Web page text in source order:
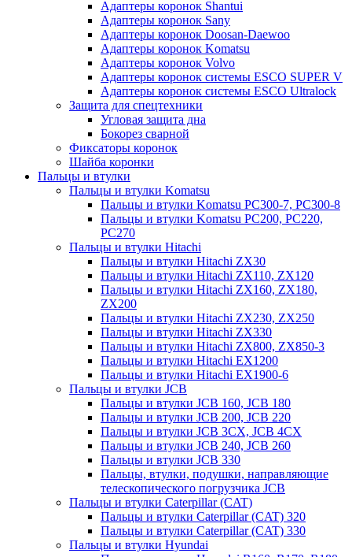
Адаптеры коронок Shantui
Адаптеры коронок Sany
Адаптеры коронок Doosan-Daewoo
Адаптеры коронок Komatsu
Адаптеры коронок Volvo
Адаптеры коронок системы ESCO SUPER V
Адаптеры коронок системы ESCO Ultralock
Защита для спецтехники
Угловая защита дна
Бокорез сварной
Фиксаторы коронок
Шайба коронки
Пальцы и втулки
Пальцы и втулки Komatsu
Пальцы и втулки Komatsu PC300-7, PC300-8
Пальцы и втулки Komatsu PC200, PC220,
PC270
Пальцы и втулки Hitachi
Пальцы и втулки Hitachi ZX30
Пальцы и втулки Hitachi ZX110, ZX120
Пальцы и втулки Hitachi ZX160, ZX180,
ZX200
Пальцы и втулки Hitachi ZX230, ZX250
Пальцы и втулки Hitachi ZX330
Пальцы и втулки Hitachi ZX800, ZX850-3
Пальцы и втулки Hitachi EX1200
Пальцы и втулки Hitachi EX1900-6
Пальцы и втулки JCB
Пальцы и втулки JCB 160, JCB 180
Пальцы и втулки JCB 200, JCB 220
Пальцы и втулки JCB 3CX, JCB 4CX
Пальцы и втулки JCB 240, JCB 260
Пальцы и втулки JCB 330
Пальцы, втулки, подушки, направляющие
телескопического погрузчика JCB
Пальцы и втулки Caterpillar (CAT)
Пальцы и втулки Caterpillar (CAT) 320
Пальцы и втулки Caterpillar (CAT) 330
Пальцы и втулки Hyundai